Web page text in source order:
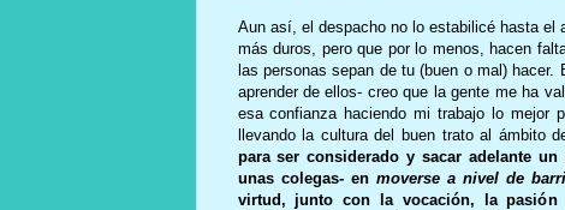
Aun así, el despacho no lo estabilicé hasta el
más duros, pero que por lo menos, hacen
las personas sepan de tu (buen o mal)
aprender de ellos- creo que la gente me ha
esa confianza haciendo mi trabajo lo mejor
llevando la cultura del buen trato al ámbito
para ser considerado y sacar adelante
unas colegas- en moverse a nivel de
virtud, junto con la vocación, la